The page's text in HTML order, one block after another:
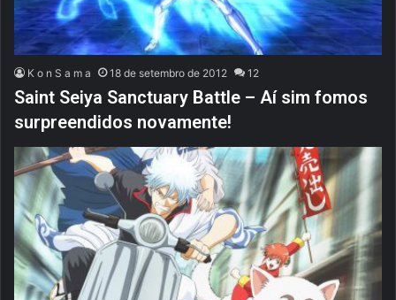
K o n S a m a 18 de setembro de 2012 12
Saint Seiya Sanctuary Battle – Aí sim fomos
surpreendidos novamente!